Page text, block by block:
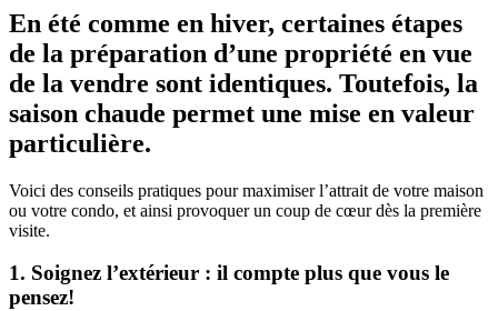
En été comme en hiver, certaines étapes
de la préparation d’une propriété en vue
de la vendre sont identiques. Toutefois, la
saison chaude permet une mise en valeur
particulière.
Voici des conseils pratiques pour maximiser l’attrait de votre maison
ou votre condo, et ainsi provoquer un coup de cœur dès la première
visite.
1. Soignez l’extérieur : il compte plus que vous le
pensez!